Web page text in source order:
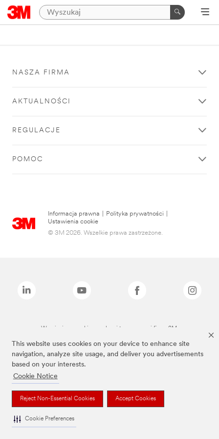
This website uses cookies on your device to enhance site
navigation, analyze site usage, and deliver you advertisements
based on your interests.
Cookie Notice
Reject Non-Essential Cookies Accept Cookies
Cookie Preferences
NASZA FIRMA
AKTUALNOŚCI
REGULACJE
POMOC
Informacja prawna Polityka prywatności
Ustawienia cookie
© 3M 2026. Wszelkie prawa zastrzeżone.
Wymienione marki są znakami towarowymi firmy 3M.